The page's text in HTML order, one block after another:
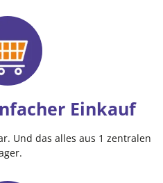
Einkauf
Und das alles aus 1 zentralen